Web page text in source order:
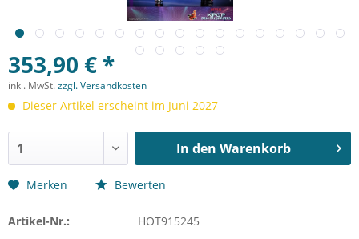
353,90 € *
inkl. MwSt.zzgl. Versandkosten
Dieser Artikel erscheint im Juni 2027
In den Warenkorb
Merken Bewerten
Artikel-Nr.: HOT915245